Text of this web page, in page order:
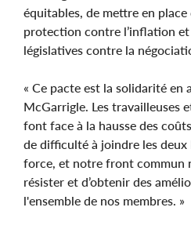
équitables, de mettre en place
protection contre l’inflation
législatives contre la
« Ce pacte est la solidarité en
McGarrigle. Les travailleuses
font face à la hausse des
de difficulté à joindre les deux
force, et notre front commun
résister et d’obtenir des
l'ensemble de nos membres. »